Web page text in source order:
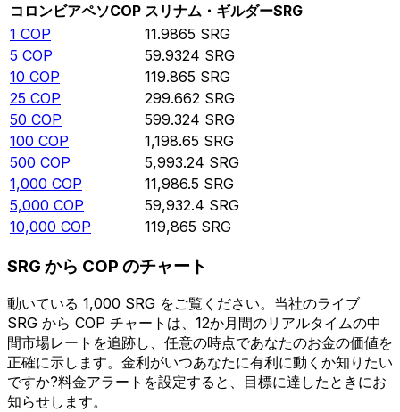
コロンビアペソCOP スリナム・ギルダーSRG
1 COP 11.9865 SRG
5 COP 59.9324 SRG
10 COP 119.865 SRG
25 COP 299.662 SRG
50 COP 599.324 SRG
100 COP 1,198.65 SRG
500 COP 5,993.24 SRG
1,000 COP 11,986.5 SRG
5,000 COP 59,932.4 SRG
10,000 COP 119,865 SRG
SRG から COP のチャート
動いている 1,000 SRG をご覧ください。当社のライブ
SRG から COP チャートは、12か月間のリアルタイムの中
間市場レートを追跡し、任意の時点であなたのお金の価値を
正確に示します。金利がいつあなたに有利に動くか知りたい
ですか?料金アラートを設定すると、目標に達したときにお
知らせします。